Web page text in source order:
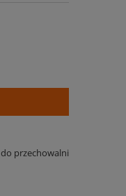
przechowalni